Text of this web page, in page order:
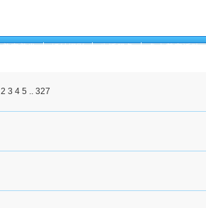
美容美发 婚纱摄影 生活服务
鱼卡尊享活动
2 3 4 5 .. 327